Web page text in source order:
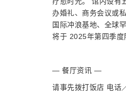
办婚礼、商务会议或
国际冲浪基地、全球
将于 2025年第四季度
— 餐厅资讯 —
请事先拨打饭店 电话